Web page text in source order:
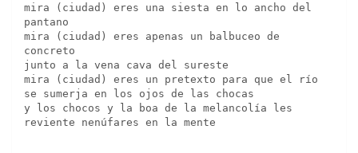
mira (ciudad) eres una siesta en lo ancho del
pantano
mira (ciudad) eres apenas un balbuceo de
concreto
junto a la vena cava del sureste
mira (ciudad) eres un pretexto para que el río
se sumerja en los ojos de las chocas
y los chocos y la boa de la melancolía les
reviente nenúfares en la mente